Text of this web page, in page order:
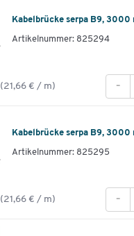
Kabelbrücke serpa B9, 3000
Artikelnummer: 825294
(21,66 € / m) -
Kabelbrücke serpa B9, 3000
Artikelnummer: 825295
(21,66 € / m) -